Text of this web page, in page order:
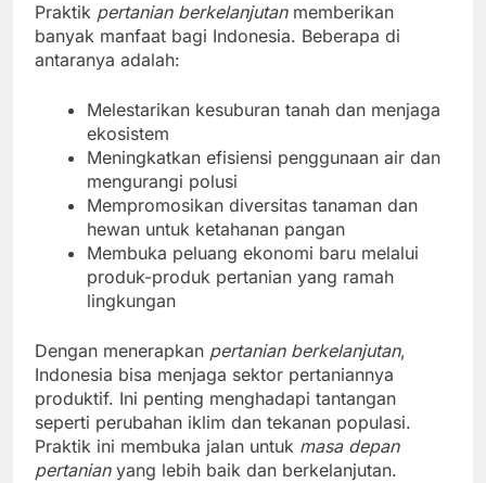
Praktik pertanian berkelanjutanmemberikan
banyak manfaat bagi Indonesia. Beberapa di
antaranya adalah:
Melestarikan kesuburan tanah dan menjaga
ekosistem
Meningkatkan efisiensi penggunaan air dan
mengurangi polusi
Mempromosikan diversitas tanaman dan
hewan untuk ketahanan pangan
Membuka peluang ekonomi baru melalui
produk-produk pertanian yang ramah
lingkungan
Dengan menerapkan pertanian berkelanjutan,
Indonesia bisa menjaga sektor pertaniannya
produktif. Ini penting menghadapi tantangan
seperti perubahan iklim dan tekanan populasi.
Praktik ini membuka jalan untuk masa depan
pertanianyang lebih baik dan berkelanjutan.